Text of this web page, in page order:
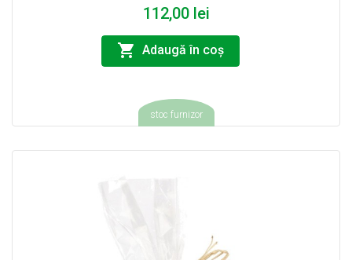
112,00 lei
Adaugă în coş
stoc furnizor